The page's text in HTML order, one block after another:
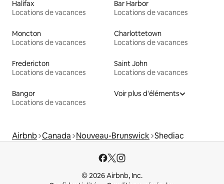
Halifax
Locations de vacances
Bar Harbor
Locations de vacances
Moncton
Locations de vacances
Charlottetown
Locations de vacances
Fredericton
Locations de vacances
Saint John
Locations de vacances
Bangor
Locations de vacances
Voir plus d'éléments
Airbnb Canada Nouveau-Brunswick Shediac
© 2026 Airbnb, Inc.